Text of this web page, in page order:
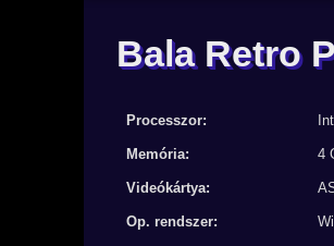
Bala Retro
Processzor:
Memória: 4
Videókártya:
Op. rendszer: